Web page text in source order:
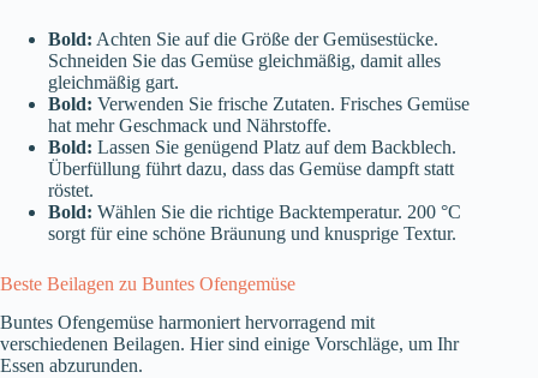
Bold: Achten Sie auf die Größe der Gemüsestücke.
Schneiden Sie das Gemüse gleichmäßig, damit alles
gleichmäßig gart.
Bold: Verwenden Sie frische Zutaten. Frisches Gemüse
hat mehr Geschmack und Nährstoffe.
Bold: Lassen Sie genügend Platz auf dem Backblech.
Überfüllung führt dazu, dass das Gemüse dampft statt
röstet.
Bold: Wählen Sie die richtige Backtemperatur. 200 °C
sorgt für eine schöne Bräunung und knusprige Textur.
Beste Beilagen zu Buntes Ofengemüse
Buntes Ofengemüse harmoniert hervorragend mit
verschiedenen Beilagen. Hier sind einige Vorschläge, um Ihr
Essen abzurunden.